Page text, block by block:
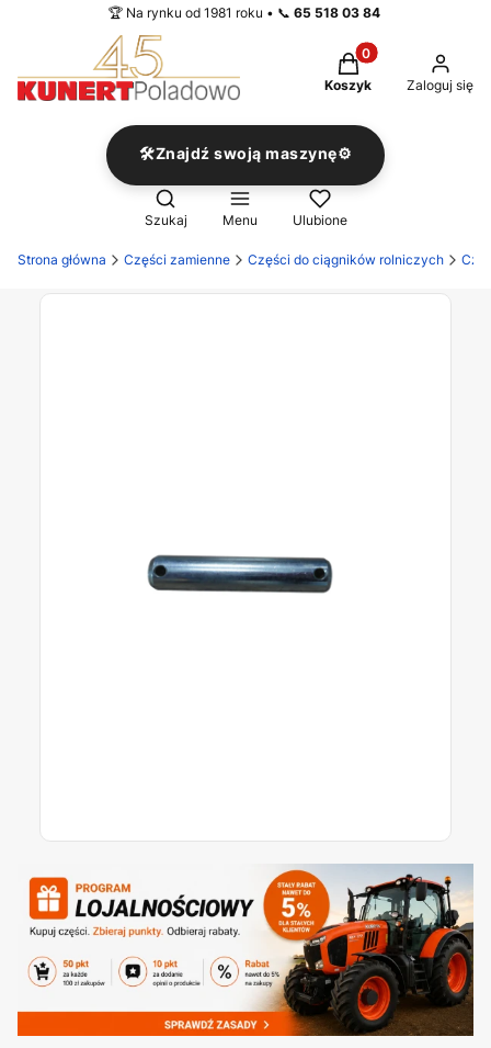
🏆 Na rynku od 1981 roku • 📞 65 518 03 84
Produkty w
Koszyk Zaloguj się
🛠️Znajdź swoją maszynę⚙️
Otwórz wyszukiwarkę
Szukaj Menu Ulubione
Strona główna Części zamienne Części do ciągników rolniczych